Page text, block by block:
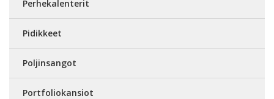
Perhekalenterit
Pidikkeet
Poljinsangot
Portfoliokansiot